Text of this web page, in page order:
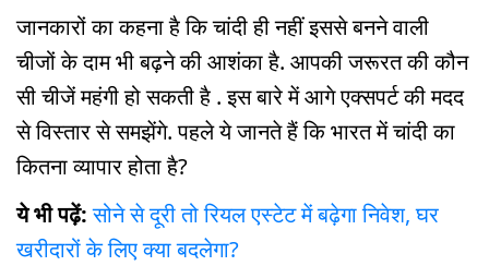
जानकारों का कहना है कि चांदी ही नहीं इससे बनने वाली
चीजों के दाम भी बढ़ने की आशंका है. आपकी जरूरत की कौन
सी चीजें महंगी हो सकती है . इस बारे में आगे एक्सपर्ट की मदद
से विस्तार से समझेंगे. पहले ये जानते हैं कि भारत में चांदी का
कितना व्यापार होता है?
ये भी पढ़ें:सोने से दूरी तो रियल एस्टेट में बढ़ेगा निवेश, घर
खरीदारों के लिए क्या बदलेगा?